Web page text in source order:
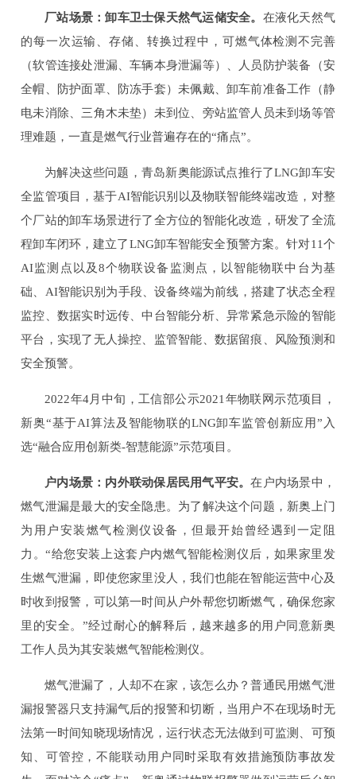
厂站场景：卸车卫士保天然气运储安全。 在液化天然气
的每一次运输、存储、转换过程中，可燃气体检测不完善
（软管连接处泄漏、车辆本身泄漏等）、人员防护装备（安
全帽、防护面罩、防冻手套）未佩戴、卸车前准备工作（静
电未消除、三角木未垫）未到位、旁站监管人员未到场等管
理难题，一直是燃气行业普遍存在的“痛点”。
为解决这些问题，青岛新奥能源试点推行了LNG卸车安
全监管项目，基于AI智能识别以及物联智能终端改造，对整
个厂站的卸车场景进行了全方位的智能化改造，研发了全流
程卸车闭环，建立了LNG卸车智能安全预警方案。针对11个
AI监测点以及8个物联设备监测点，以智能物联中台为基
础、AI智能识别为手段、设备终端为前线，搭建了状态全程
监控、数据实时远传、中台智能分析、异常紧急示险的智能
平台，实现了无人操控、监管智能、数据留痕、风险预测和
安全预警。
2022年4月中旬，工信部公示2021年物联网示范项目，
新奥“基于AI算法及智能物联的LNG卸车监管创新应用”入
选“融合应用创新类-智慧能源”示范项目。
户内场景：内外联动保居民用气平安。在户内场景中，
燃气泄漏是最大的安全隐患。为了解决这个问题，新奥上门
为用户安装燃气检测仪设备，但最开始曾经遇到一定阻
力。“给您安装上这套户内燃气智能检测仪后，如果家里发
生燃气泄漏，即使您家里没人，我们也能在智能运营中心及
时收到报警，可以第一时间从户外帮您切断燃气，确保您家
里的安全。”经过耐心的解释后，越来越多的用户同意新奥
工作人员为其安装燃气智能检测仪。
燃气泄漏了，人却不在家，该怎么办？普通民用燃气泄
漏报警器只支持漏气后的报警和切断，当用户不在现场时无
法第一时间知晓现场情况，运行状态无法做到可监测、可预
知、可管控，不能联动用户同时采取有效措施预防事故发